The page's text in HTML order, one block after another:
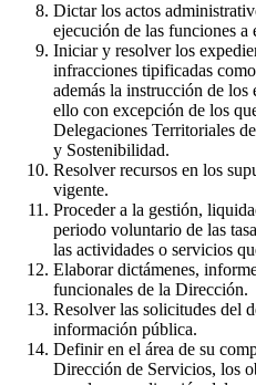
Dictar los actos
ejecución de las funciones a
Iniciar y resolver los
infracciones tipificadas
además la instrucción de los
ello con excepción de los
Delegaciones Territoriales
y Sostenibilidad.
Resolver recursos en los
vigente.
Proceder a la gestión,
periodo voluntario de las
las actividades o servicios
Elaborar dictámenes,
funcionales de la Dirección.
Resolver las solicitudes del
información pública.
Definir en el área de su
Dirección de Servicios, los